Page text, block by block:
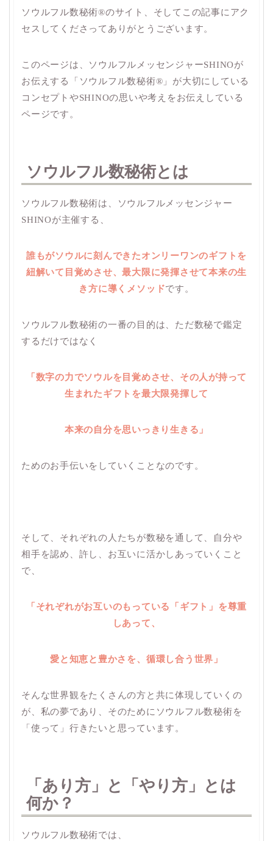
ソウルフル数秘術®︎のサイト、そしてこの記事にアク
セスしてくださってありがとうございます。
このページは、ソウルフルメッセンジャーSHINOが
お伝えする「ソウルフル数秘術®︎」が大切にしている
コンセプトやSHINOの思いや考えをお伝えしている
ページです。
ソウルフル数秘術とは
ソウルフル数秘術は、ソウルフルメッセンジャー
SHINOが主催する、
誰もがソウルに刻んできたオンリーワンのギフトを
紐解いて目覚めさせ、最大限に発揮させて本来の生
き方に導くメソッドです。
ソウルフル数秘術の一番の目的は、ただ数秘で鑑定
するだけではなく
「数字の力でソウルを目覚めさせ、その人が持って
生まれたギフトを最大限発揮して
本来の自分を思いっきり生きる」
ためのお手伝いをしていくことなのです。
そして、それぞれの人たちが数秘を通して、自分や
相手を認め、許し、お互いに活かしあっていくこと
で、
「それぞれがお互いのもっている「ギフト」を尊重
しあって、
愛と知恵と豊かさを、循環し合う世界 」
そんな世界観をたくさんの方と共に体現していくの
が、私の夢であり、そのためにソウルフル数秘術を
「使って」行きたいと思っています。
「あり方」と「やり方」とは
何か？
ソウルフル数秘術では、